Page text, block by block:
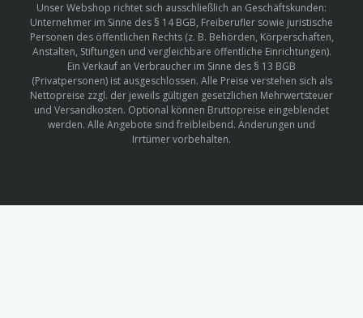
Unser Webshop richtet sich ausschließlich an Geschäftskunden:
Unternehmer im Sinne des § 14 BGB, Freiberufler sowie juristische
Personen des öffentlichen Rechts (z. B. Behörden, Körperschaften,
Anstalten, Stiftungen und vergleichbare öffentliche Einrichtungen).
Ein Verkauf an Verbraucher im Sinne des § 13 BGB
(Privatpersonen) ist ausgeschlossen. Alle Preise verstehen sich als
Nettopreise zzgl. der jeweils gültigen gesetzlichen Mehrwertsteuer
und Versandkosten. Optional können Bruttopreise eingeblendet
werden. Alle Angebote sind freibleibend. Änderungen und
Irrtümer vorbehalten.